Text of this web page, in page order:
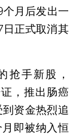
个月后发出一
正式取消其
手新股，
，推出肠癌
资金热烈追
即被纳入恒